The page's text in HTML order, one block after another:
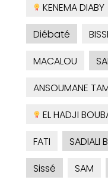
KENEMA DIABY
Diébaté
MACALOU
ANSOUMANE
EL HADJI
FATI
SADIALI
Sissé
SAM